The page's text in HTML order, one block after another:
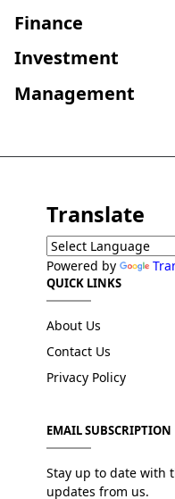
Finance
Investment
Management
Translate
Powered by
QUICK LINKS
About Us
Contact Us
Privacy Policy
EMAIL SUBSCRIPTION
Stay up to date with
updates from us.